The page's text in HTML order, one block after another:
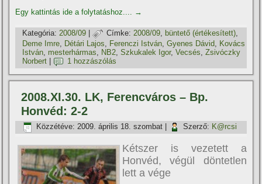
Egy kattintás ide a folytatáshoz.... →
Kategória: 2008/09 | Címke: 2008/09, büntető (értékesí­tett),
Deme Imre Détári Lajos Ferenczi István ,Gyenes Dávid Kovács
István mesterhármas NB2 ,Szkukalek Igor,Vecsés ,Zsivóczky
Norbert
1 hozzászólás
2008.XI.30. LK, Ferencváros – Bp.
Honvéd: 2-2
Közzétéve: 2009. április 18. szombat Szerző: K@rcsi
Kétszer is vezetett a
Honvéd, végül döntetlen
lett a vége